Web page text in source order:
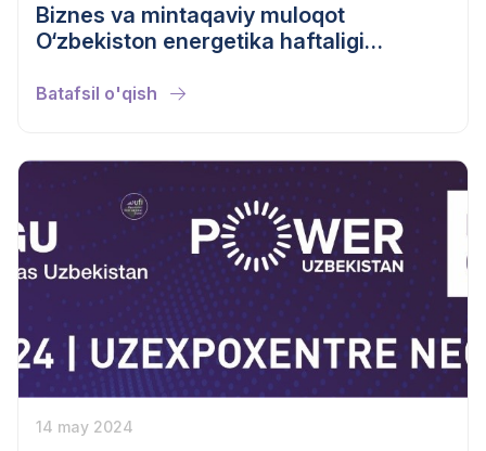
Biznes va mintaqaviy muloqot
O‘zbekiston energetika haftaligi
birlashtirmoqda
Batafsil o'qish
14 may 2024